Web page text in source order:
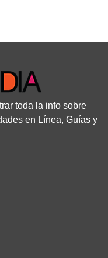
toda la info sobre
en Línea, Guías y